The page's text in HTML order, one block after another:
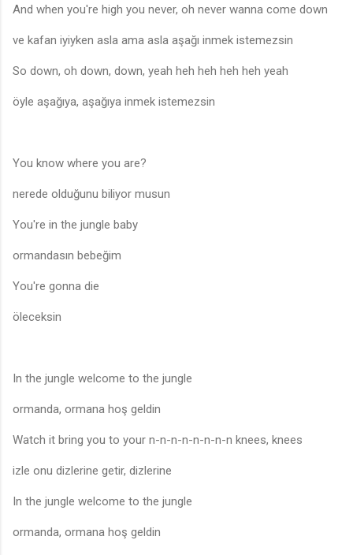
And when you're high you never, oh never wanna come down
ve kafan iyiyken asla ama asla aşağı inmek istemezsin
So down, oh down, down, yeah heh heh heh heh yeah
öyle aşağıya, aşağıya inmek istemezsin
You know where you are?
nerede olduğunu biliyor musun
You're in the jungle baby
ormandasın bebeğim
You're gonna die
öleceksin
In the jungle welcome to the jungle
ormanda, ormana hoş geldin
Watch it bring you to your n-n-n-n-n-n-n-n knees, knees
izle onu dizlerine getir, dizlerine
In the jungle welcome to the jungle
ormanda, ormana hoş geldin